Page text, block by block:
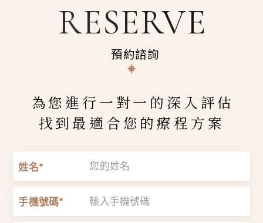
RESERVE
預約諮詢
為您進行一對一的深入評估
找到最適合您的療程方案
姓名*
手機號碼*